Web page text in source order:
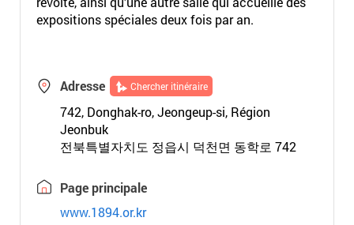
expositions spéciales deux fois par an.
Adresse Chercher itinéraire
742, Donghak-ro, Jeongeup-si, Région
Jeonbuk
전북특별자치도 정읍시 덕천면 동학로 742
Page principale
www.1894.or.kr